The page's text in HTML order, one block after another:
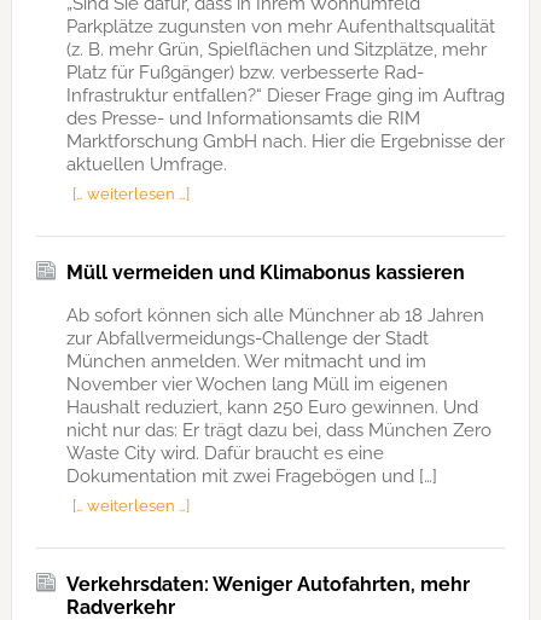
Parkplätze zugunsten von mehr Aufenthaltsqualität
(z. B. mehr Grün, Spielflächen und Sitzplätze, mehr
Platz für Fußgänger) bzw. verbesserte Rad-
Infrastruktur entfallen?“ Dieser Frage ging im Auftrag
des Presse- und Informationsamts die RIM
Marktforschung GmbH nach. Hier die Ergebnisse der
aktuellen Umfrage.
[… weiterlesen …]
Müll vermeiden und Klimabonus kassieren
Ab sofort können sich alle Münchner ab 18 Jahren
zur Abfallvermeidungs-Challenge der Stadt
München anmelden. Wer mitmacht und im
November vier Wochen lang Müll im eigenen
Haushalt reduziert, kann 250 Euro gewinnen. Und
nicht nur das: Er trägt dazu bei, dass München Zero
Waste City wird. Dafür braucht es eine
Dokumentation mit zwei Fragebögen und […]
[… weiterlesen …]
Verkehrsdaten: Weniger Autofahrten, mehr
Radverkehr